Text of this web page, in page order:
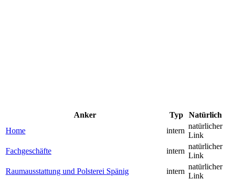
Anker Typ
Natürlich
Home
intern
natürlicher
Link
Fachgeschäfte
intern
natürlicher
Link
Raumausstattung und Polsterei Spänig
intern
natürlicher
Link